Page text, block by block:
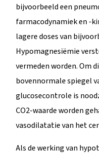
bijvoorbeeld een
farmacodynamiek en -
lagere doses van
Hypomagnesiëmie
vermeden worden. Om
bovennormale spiegel
glucosecontrole is
CO2-waarde worden
vasodilatatie van het
Als de werking van